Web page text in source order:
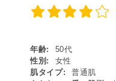
年齢:
50代
性別:
女性
肌タイプ:
普通肌